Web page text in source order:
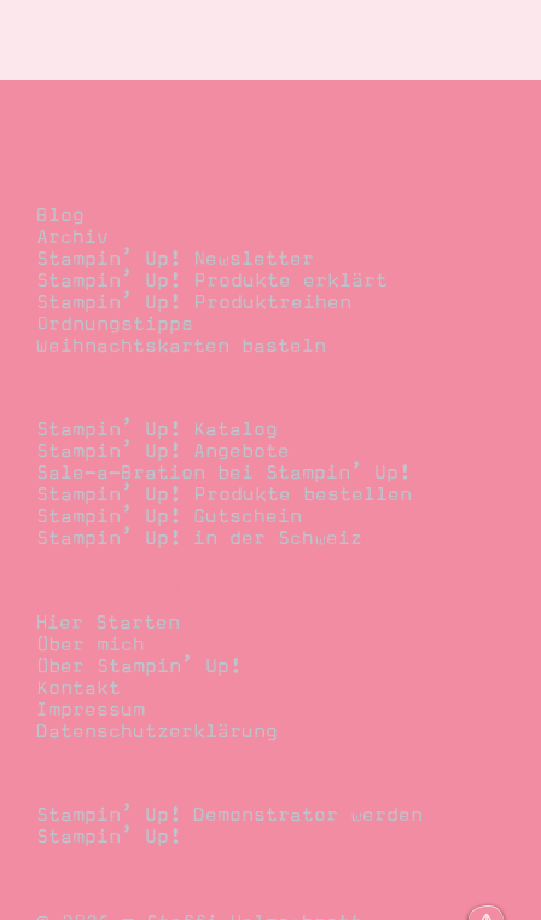
Blog
Archiv
Stampin’ Up! Newsletter
Stampin’ Up! Produkte erklärt
Stampin’ Up! Produktreihen
Ordnungstipps
Weihnachtskarten basteln
Stampin’ Up! Katalog
Stampin’ Up! Angebote
Sale-a-Bration bei Stampin’ Up!
Stampin’ Up! Produkte bestellen
Stampin’ Up! Gutschein
Stampin’ Up! in der Schweiz
Hier Starten
Über mich
Über Stampin’ Up!
Kontakt
Impressum
Datenschutzerklärung
Stampin’ Up! Demonstrator werden
Stampin’ Up!